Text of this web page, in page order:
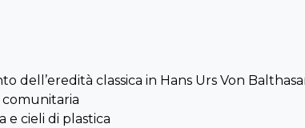
dell’eredità classica in Hans Urs Von
comunitaria
e cieli di plastica